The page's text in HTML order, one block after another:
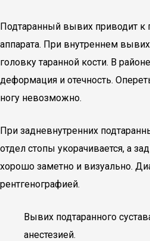
Подтаранный вывих приводит
аппарата. При внутреннем
головку таранной кости. В
деформация и отечность.
ногу невозможно.
При задневнутренних
отдел стопы укорачивается, а
хорошо заметно и визуально.
рентгенографией.
Вывих подтаранного
анестезией.